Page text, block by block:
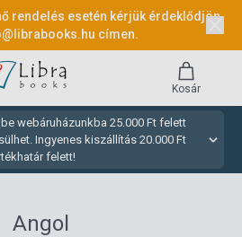
rendelés esetén kérjük érdeklődjön
címen.
webáruházunkba 25.000 Ft felett
Ingyenes kiszállítás 20.000 Ft
felett!
Kosár
Angol